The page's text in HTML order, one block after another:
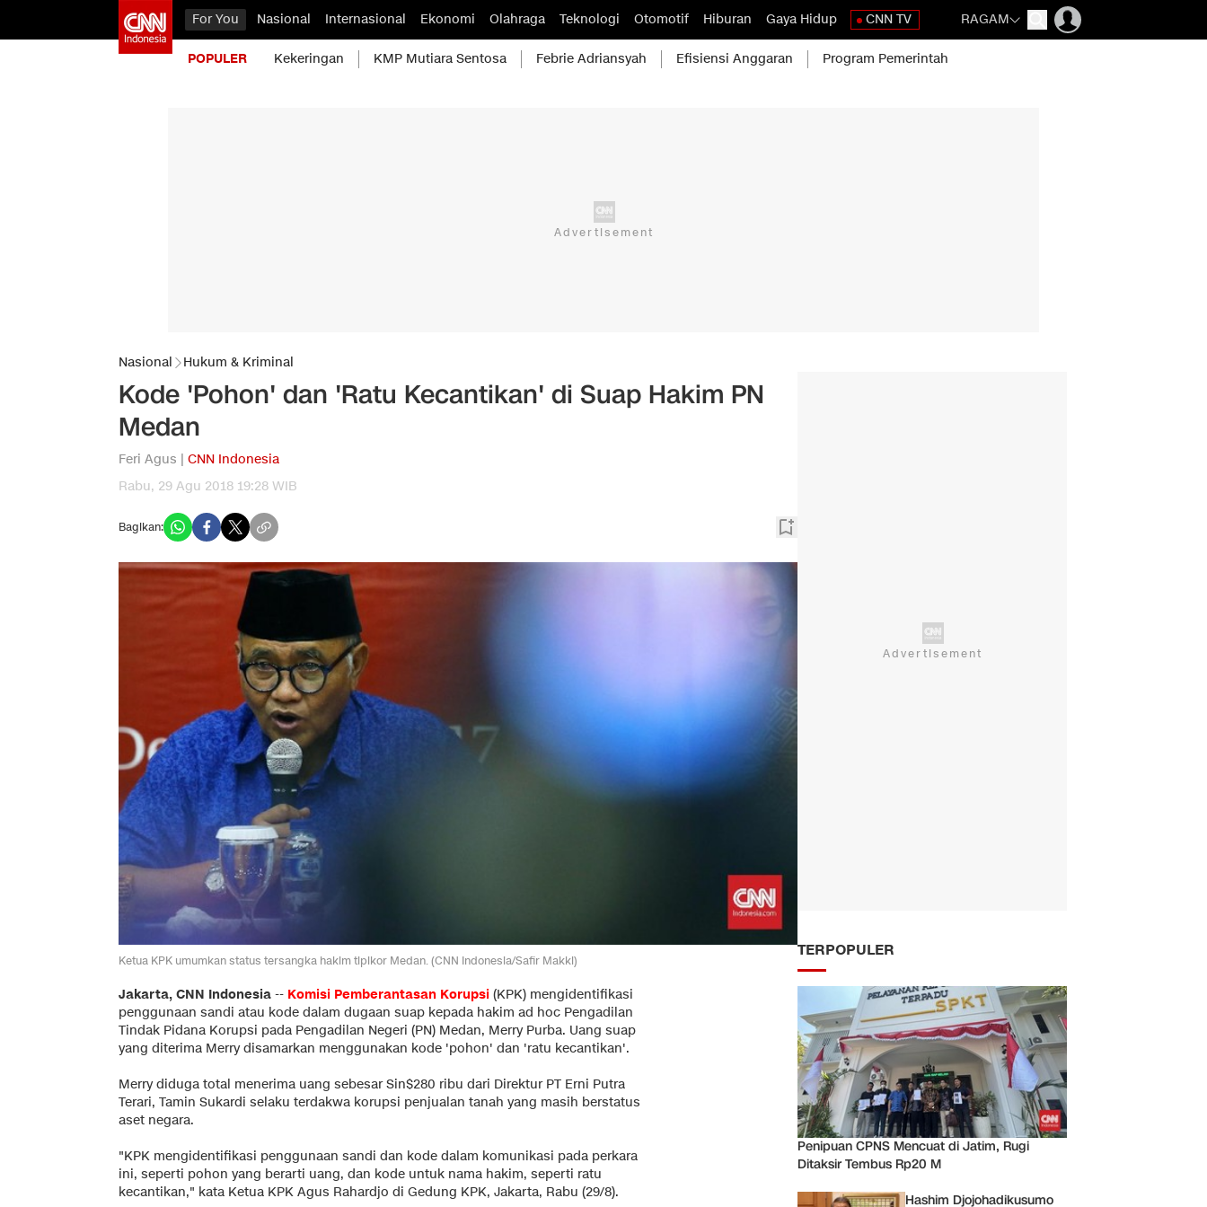
For You Nasional Internasional Ekonomi Olahraga Teknologi Otomotif Hiburan Gaya Hidup CNN TV RAGAM
POPULER Kekeringan KMP Mutiara Sentosa Febrie Adriansyah Efisiensi Anggaran Program Pemerintah
Nasional Hukum & Kriminal
Kode 'Pohon' dan 'Ratu Kecantikan' di Suap Hakim PN
Medan
Feri Agus | CNN Indonesia
Rabu, 29 Agu 2018 19:28 WIB
Bagikan:
Ketua KPK umumkan status tersangka hakim tipikor Medan. (CNN Indonesia/Safir Makki)
Jakarta, CNN Indonesia -- Komisi Pemberantasan Korupsi (KPK) mengidentifikasi
penggunaan sandi atau kode dalam dugaan suap kepada hakim ad hoc Pengadilan
Tindak Pidana Korupsi pada Pengadilan Negeri (PN) Medan, Merry Purba. Uang suap
yang diterima Merry disamarkan menggunakan kode 'pohon' dan 'ratu kecantikan'.
Merry diduga total menerima uang sebesar Sin$280 ribu dari Direktur PT Erni Putra
Terari, Tamin Sukardi selaku terdakwa korupsi penjualan tanah yang masih berstatus
aset negara.
"KPK mengidentifikasi penggunaan sandi dan kode dalam komunikasi pada perkara
ini, seperti pohon yang berarti uang, dan kode untuk nama hakim, seperti ratu
kecantikan," kata Ketua KPK Agus Rahardjo di Gedung KPK, Jakarta, Rabu (29/8).
TERPOPULER
Penipuan CPNS Mencuat di Jatim, Rugi
Ditaksir Tembus Rp20 M
Hashim Djojohadikusumo